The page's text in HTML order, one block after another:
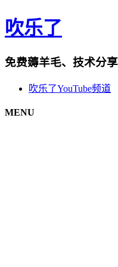
吹乐了
免费薅羊毛、技术分
吹乐了YouTube频道
MENU